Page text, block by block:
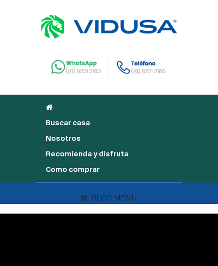
Buscar casa
Nosotros
Recomienda y disfruta
Como comprar
BLOG MENU